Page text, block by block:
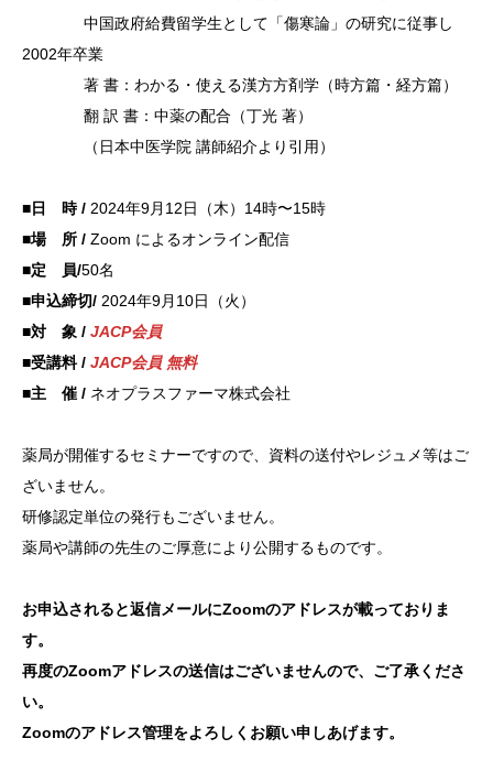
中国政府給費留学生として「傷寒論」の研究に従事し
2002年卒業
著 書： わかる・ 使える漢方方剤学 （時方篇 ・経方篇）
翻 訳 書：中薬の配合（丁光 著）
（日本中医学院 講師紹介より引用 ）
■日 時 / 2024年9月12日（木）14時〜15時
■場 所 / Zoom によるオンライン配信
■定 員/50名
■申込締切/ 2024年9月10日（火）
■対 象 / JACP会員
■受講料 / JACP会員 無料
■主 催 / ネオプラスファーマ株式会社
薬局が開催するセミナーですので、資料の送付やレジュメ等はご
ざいません。
研修認定単位の発行もございません。
薬局や講師の先生のご厚意により公開するものです。
お申込されると返信メールにZoomのアドレスが載っておりま
す。
再度のZoomアドレスの送信はございませんので、ご了承くださ
い。
Zoomのアドレス管理をよろしくお願い申しあげます。